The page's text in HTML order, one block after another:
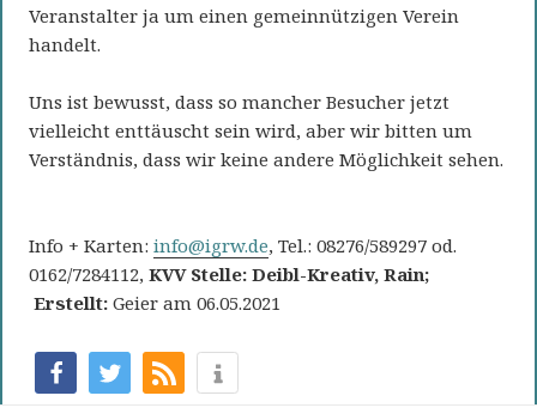
Veranstalter ja um einen gemeinnützigen Verein
handelt.
Uns ist bewusst, dass so mancher Besucher jetzt
vielleicht enttäuscht sein wird, aber wir bitten um
Verständnis, dass wir keine andere Möglichkeit sehen.
Info + Karten:info@igrw.de, Tel.: 08276/589297 od.
0162/7284112,KVV Stelle: Deibl-Kreativ, Rain;
Erstellt:Geier am 06.05.2021